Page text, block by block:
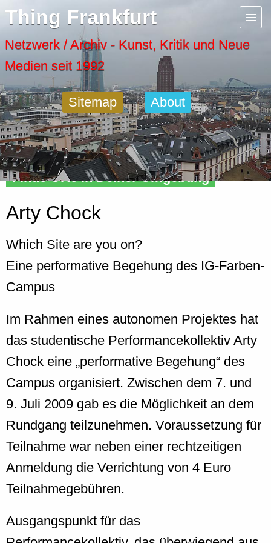
Thing Frankfurt
Netzwerk / Archiv - Kunst, Kritik und Neue
Medien seit 1992
Sitemap About
Finde Orte in Deiner Umgebung
Arty Chock
Which Site are you on?
Eine performative Begehung des IG-Farben-
Campus
Im Rahmen eines autonomen Projektes hat
das studentische Performancekollektiv Arty
Chock eine „performative Begehung“ des
Campus organisiert. Zwischen dem 7. und
9. Juli 2009 gab es die Möglichkeit an dem
Rundgang teilzunehmen. Voraussetzung für
Teilnahme war neben einer rechtzeitigen
Anmeldung die Verrichtung von 4 Euro
Teilnahmegebühren.
Ausgangspunkt für das
Menu
Artspaces
Cool Places
Frankfurt Diary
Activity
Recent Posts
Home